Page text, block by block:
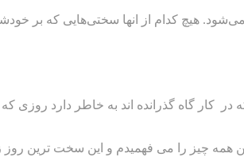
کدام از انها سختی‌هایی که بر خودشان
در کار گاه گذرانده اند به خاطر دارد
همه چیز را می فهمیدم و این سخت ترین